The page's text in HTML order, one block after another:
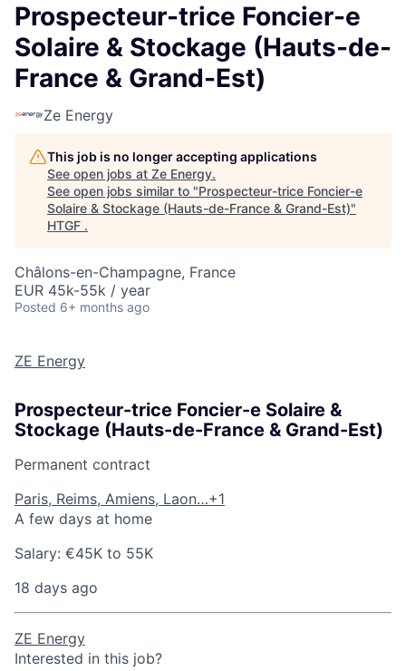
Prospecteur-trice Foncier-e
Solaire & Stockage (Hauts-de-
France & Grand-Est)
Ze Energy
This job is no longer accepting applications
See open jobs at Ze Energy.
See open jobs similar to "Prospecteur-trice Foncier-e
Solaire & Stockage (Hauts-de-France & Grand-Est)"
HTGF .
Châlons-en-Champagne, France
EUR 45k-55k / year
Posted 6+ months ago
ZE Energy
Prospecteur-trice Foncier-e Solaire &
Stockage (Hauts-de-France & Grand-Est)
Permanent contract
Paris, Reims, Amiens, Laon…+1
A few days at home
Salary: €45K to 55K
18 days ago
ZE Energy
Interested in this job?